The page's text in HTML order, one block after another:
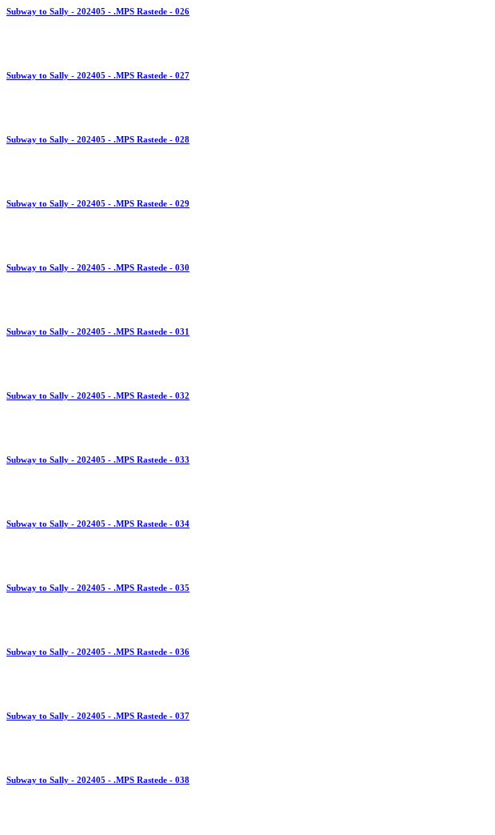
Subway to Sally - 202405 - .MPS Rastede - 026
Subway to Sally - 202405 - .MPS Rastede - 027
Subway to Sally - 202405 - .MPS Rastede - 028
Subway to Sally - 202405 - .MPS Rastede - 029
Subway to Sally - 202405 - .MPS Rastede - 030
Subway to Sally - 202405 - .MPS Rastede - 031
Subway to Sally - 202405 - .MPS Rastede - 032
Subway to Sally - 202405 - .MPS Rastede - 033
Subway to Sally - 202405 - .MPS Rastede - 034
Subway to Sally - 202405 - .MPS Rastede - 035
Subway to Sally - 202405 - .MPS Rastede - 036
Subway to Sally - 202405 - .MPS Rastede - 037
Subway to Sally - 202405 - .MPS Rastede - 038